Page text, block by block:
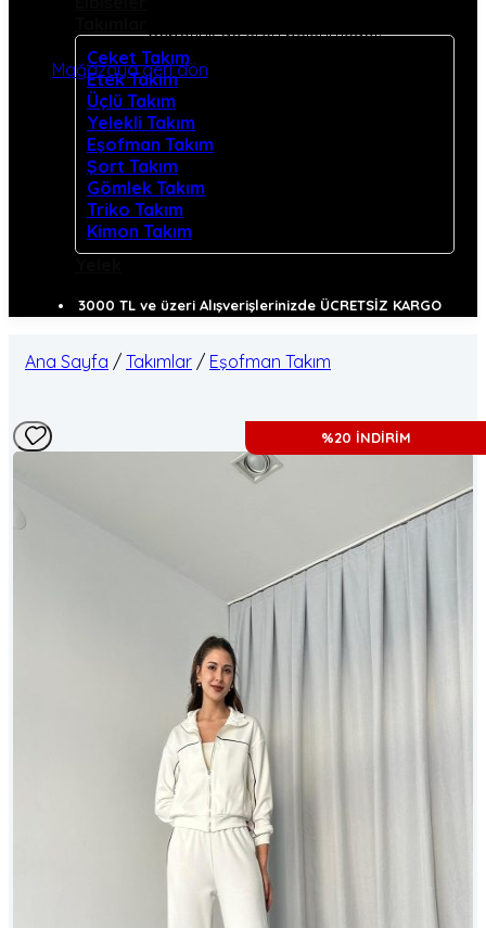
Sepetinizde ürün bulunmuyor.
Mağazaya geri dön
Ceket Takım
Etek Takım
Üçlü Takım
Yelekli Takım
Eşofman Takım
Şort Takım
Gömlek Takım
Triko Takım
Kimon Takım
3000 TL ve üzeri Alışverişlerinizde ÜCRETSİZ KARGO
Ana Sayfa / Takımlar / Eşofman Takım
%20 İNDİRİM